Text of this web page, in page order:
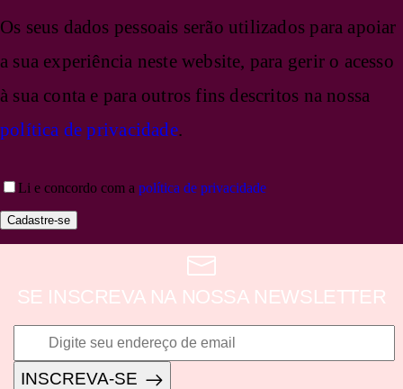
Os seus dados pessoais serão utilizados para apoiar
a sua experiência neste website, para gerir o acesso
à sua conta e para outros fins descritos na nossa
política de privacidade.
Li e concordo com a política de privacidade
Cadastre-se
SE INSCREVA NA NOSSA NEWSLETTER
INSCREVA-SE